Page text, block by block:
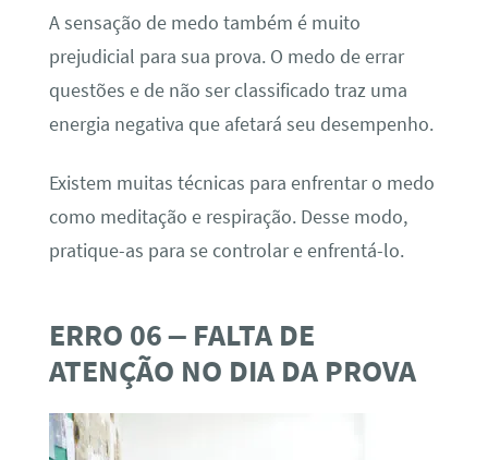
A sensação de medo também é muito
prejudicial para sua prova. O medo de errar
questões e de não ser classificado traz uma
energia negativa que afetará seu desempenho.
Existem muitas técnicas para enfrentar o medo
como meditação e respiração. Desse modo,
pratique-as para se controlar e enfrentá-lo.
ERRO 06 – FALTA DE
ATENÇÃO NO DIA DA PROVA